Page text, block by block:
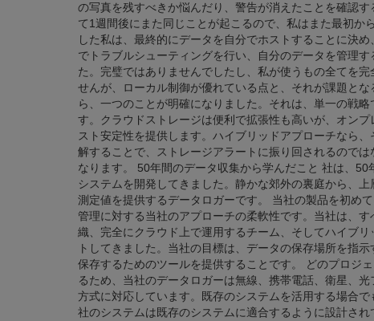
の写真を残すべきか悩んだり、警告が消えたことを確認
て1週間後にまた同じことが起こるので、私はまた最初か
した私は、最終的にデータを自分でホストすることに決
でトラブルシューティングを行い、自分のデータを管理
た。完璧ではありませんでしたし、私が使うもの全てを
せんが、ローカル制御が優れている点と、それが課題と
ら、一つのことが明確になりました。それは、単一の戦
す。クラウドストレージは便利で拡張性も高いが、オン
スト安定性を提供します。ハイブリッドアプローチなら
解することで、ストレージアラートに振り回されるので
なります。 50年間のデータ収集から学んだこと 社は、
システムを開発してきました。静かな郊外の裏庭から、
測定値を提供するデータロガーです。 当社の製品を初め
管理に対する当社のアプローチの柔軟性です。当社は、
織、完全にクラウド上で運用するチーム、そしてハイブ
トしてきました。当社の目標は、データの保存場所を指
保存するためのツールを提供することです。 どのプロジ
るため、当社のデータロガーは無線、携帯電話、衛星、
方式に対応しています。既存のシステムを活用する場合
社のシステムは既存のシステムに適合するように設計さ